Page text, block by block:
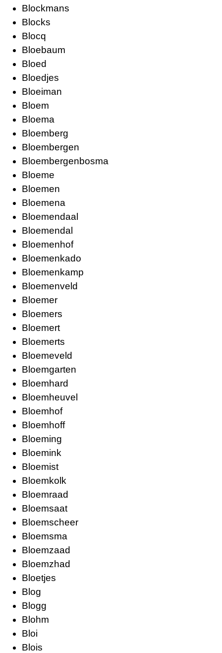
Blockmans
Blocks
Blocq
Bloebaum
Bloed
Bloedjes
Bloeiman
Bloem
Bloema
Bloemberg
Bloembergen
Bloembergenbosma
Bloeme
Bloemen
Bloemena
Bloemendaal
Bloemendal
Bloemenhof
Bloemenkado
Bloemenkamp
Bloemenveld
Bloemer
Bloemers
Bloemert
Bloemerts
Bloemeveld
Bloemgarten
Bloemhard
Bloemheuvel
Bloemhof
Bloemhoff
Bloeming
Bloemink
Bloemist
Bloemkolk
Bloemraad
Bloemsaat
Bloemscheer
Bloemsma
Bloemzaad
Bloemzhad
Bloetjes
Blog
Blogg
Blohm
Bloi
Blois